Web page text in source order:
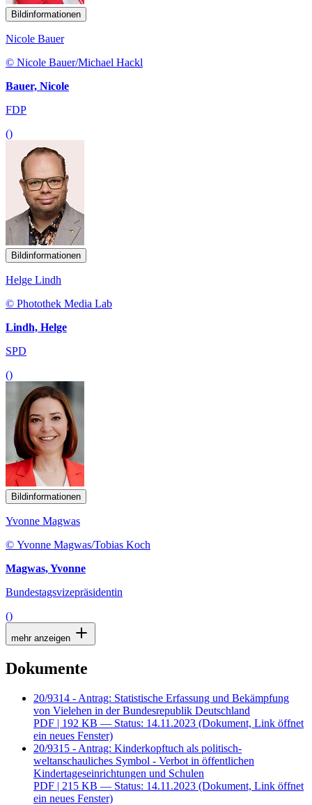
Bildinformationen
Nicole Bauer
© Nicole Bauer/Michael Hackl
Bauer, Nicole
FDP
()
Bildinformationen
Helge Lindh
© Photothek Media Lab
Lindh, Helge
SPD
()
Bildinformationen
Yvonne Magwas
© Yvonne Magwas/Tobias Koch
Magwas, Yvonne
Bundestagsvizepräsidentin
()
mehr anzeigen
Dokumente
20/9314 - Antrag: Statistische Erfassung und Bekämpfung
von Vielehen in der Bundesrepublik Deutschland
PDF | 192 KB — Status: 14.11.2023 (Dokument, Link öffnet
ein neues Fenster)
20/9315 - Antrag: Kinderkopftuch als politisch-
weltanschauliches Symbol - Verbot in öffentlichen
Kindertageseinrichtungen und Schulen
PDF | 215 KB — Status: 14.11.2023 (Dokument, Link öffnet
ein neues Fenster)